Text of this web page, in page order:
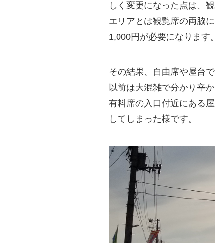
しく変更になった点は、
エリアとは観覧席の両脇
1,000円が必要になります。
その結果、自由席や屋台
以前は大混雑で分かり辛
有料席の入口付近にある
してしまった様です。